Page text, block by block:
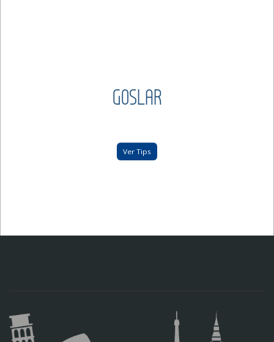
GOSLAR
Ver Tips